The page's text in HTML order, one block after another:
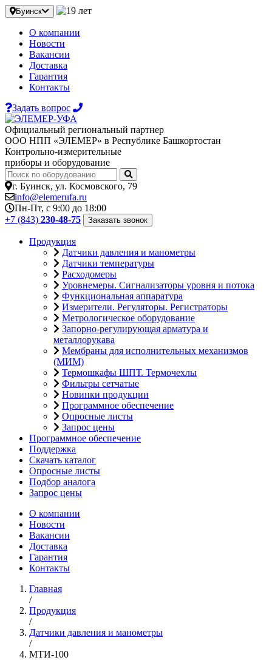
Буинск
О компании
Новости
Вакансии
Доставка
Гарантия
Контакты
Задать вопрос
Официальный региональный партнер
ООО НПП «ЭЛЕМЕР» в Республике Башкортостан
Контрольно-измерительные
приборы и оборудование
г. Буинск, ул. Космовского, 79
info@elemerufa.ru
Пн-Пт, с 9:00 до 18:00
+7 (843) 230-48-75 Заказать звонок
Продукция
Датчики давления и манометры
Датчики температуры
Расходомеры
Уровнемеры. Сигнализаторы уровня и потока
Функциональная аппаратура
Измерители. Регуляторы. Регистраторы
Метрологическое оборудование
Запорно-регулирующая арматура и
металлорукава
Мембраны для исполнительных механизмов
(МИМ)
Термошкафы ШПТ. Термочехлы
Фильтры сетчатые
Новинки продукции
Программное обеспечение
Опросные листы
Запрос цены
Программное обеспечение
Поддержка
Скачать каталог
Опросные листы
Подбор аналога
Запрос цены
О компании
Новости
Вакансии
Доставка
Гарантия
Контакты
Главная
/
Продукция
/
Датчики давления и манометры
/
МТИ-100